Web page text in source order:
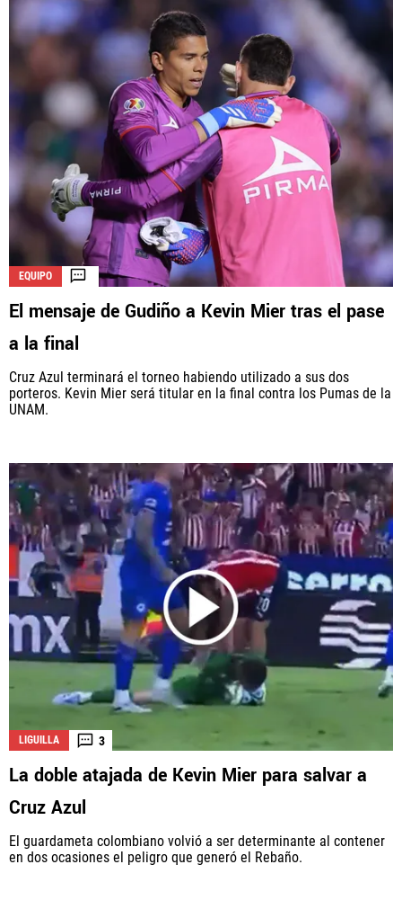
EQUIPO
El mensaje de Gudiño a Kevin Mier tras el pase
a la final
Cruz Azul terminará el torneo habiendo utilizado a sus dos
porteros. Kevin Mier será titular en la final contra los Pumas de la
UNAM.
LIGUILLA 3
La doble atajada de Kevin Mier para salvar a
Cruz Azul
El guardameta colombiano volvió a ser determinante al contener
en dos ocasiones el peligro que generó el Rebaño.